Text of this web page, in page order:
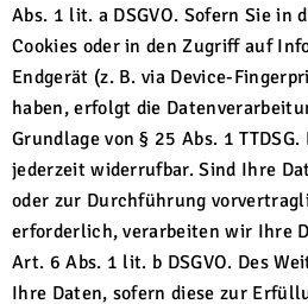
Abs. 1 lit. a DSGVO. Sofern Sie in
Cookies oder in den Zugriff auf
Endgerät (z. B. via Device-
haben, erfolgt die
Grundlage von § 25 Abs. 1
jederzeit widerrufbar. Sind Ihre
oder zur Durchführung
erforderlich, verarbeiten wir Ihre
Art. 6 Abs. 1 lit. b DSGVO. Des
Ihre Daten, sofern diese zur